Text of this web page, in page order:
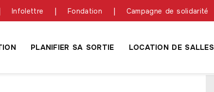
Infolettre Fondation Campagne de solidarité
PLANIFIER SA SORTIE LOCATION DE SALLES